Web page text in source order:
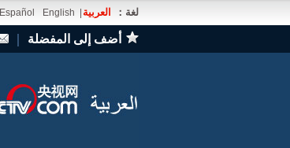
لغة： العربية English
Español
أضف إلى المفضلة